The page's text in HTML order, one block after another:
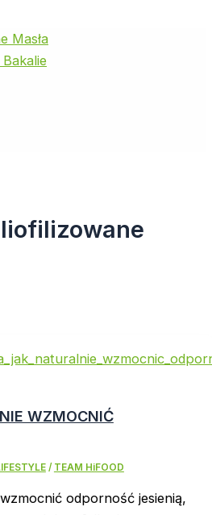
WZMOCNIĆ
/ TEAM HiFOOD
odporność jesienią,